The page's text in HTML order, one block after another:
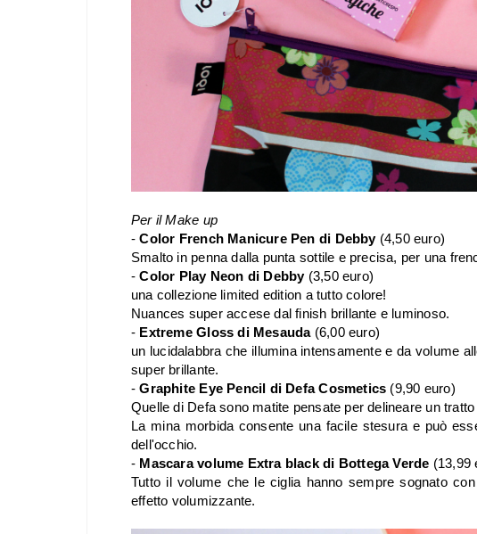
Per il Make up
-Color French Manicure Pen di Debby (4,50 euro)
Smalto in penna dalla punta sottile e precisa, per una
-Color Play Neon di Debby (3,50 euro)
una collezione limited edition a tutto colore!
Nuances super accese dal finish brillante e luminoso.
- Extreme Gloss di Mesauda (6,00 euro)
un lucidalabbra che illumina intensamente e da volume
super brillante.
-Graphite Eye Pencil di Defa Cosmetics (9,90 euro)
Quelle di Defa sono matite pensate per delineare un
La mina morbida consente una facile stesura e può
dell'occhio.
- Mascara volume Extra black di Bottega Verde (13,99
Tutto il volume che le ciglia hanno sempre sognato
effetto volumizzante.